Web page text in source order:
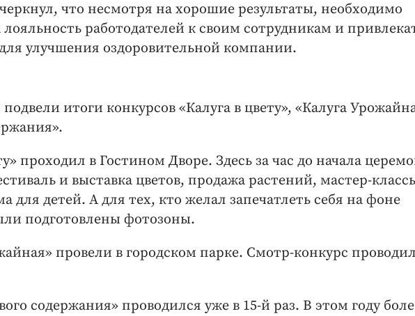
что несмотря на хорошие результаты, необходимо
работодателей к своим сотрудникам и
улучшения оздоровительной компании.
итоги конкурсов «Калуга в цвету», «Калуга
проходил в Гостином Дворе. Здесь за час до начала
и выставка цветов, продажа растений, мастер-
для детей. А для тех, кто желал запечатлеть себя на фоне
подготовлены фотозоны.
провели в городском парке. Смотр-конкурс
содержания» проводился уже в 15-й раз. В этом году